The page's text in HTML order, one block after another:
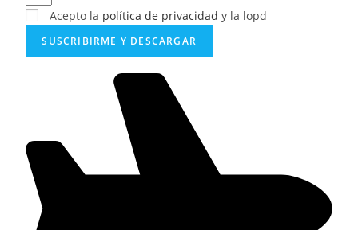
Acepto la política de privacidad y la lopd
SUSCRIBIRME Y DESCARGAR